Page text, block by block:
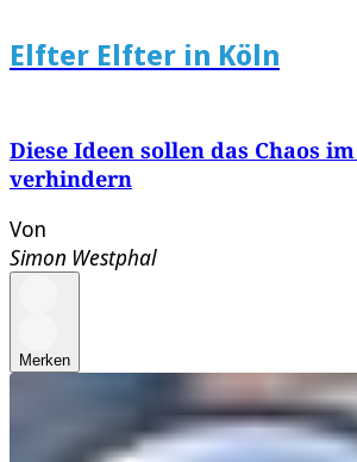
Elfter Elfter in Köln
Diese Ideen sollen das Chaos
verhindern
Von
Simon Westphal
Merken